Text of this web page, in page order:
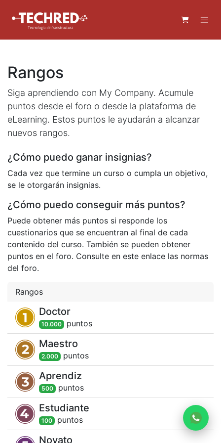
Rangos
Siga aprendiendo con My Company. Acumule
puntos desde el foro o desde la plataforma de
eLearning. Estos puntos le ayudarán a alcanzar
nuevos rangos.
¿Cómo puedo ganar insignias?
Cada vez que termine un curso o cumpla un objetivo,
se le otorgarán insignias.
¿Cómo puedo conseguir más puntos?
Puede obtener más puntos si responde los
cuestionarios que se encuentran al final de cada
contenido del curso. También se pueden obtener
puntos en el foro. Consulte en este enlace las normas
del foro.
Rangos
Doctor
10.000 puntos
Maestro
2.000 puntos
Aprendiz
500 puntos
Estudiante
100 puntos
Novato